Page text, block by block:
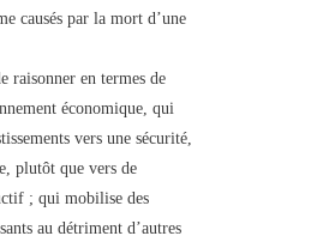
causés par la mort d’une
raisonner en termes de
économique, qui
vers une sécurité,
plutôt que vers de
; qui mobilise des
au détriment d’autres